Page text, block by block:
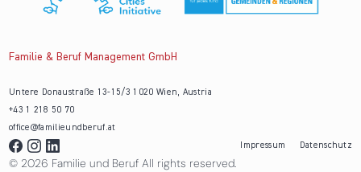
Familie & Beruf Management GmbH
Untere Donaustraße 13-15/3 1020 Wien, Austria
+43 1 218 50 70
office@familieundberuf.at
Impressum
Datenschutz
© 2026 Familie und Beruf All rights reserved.